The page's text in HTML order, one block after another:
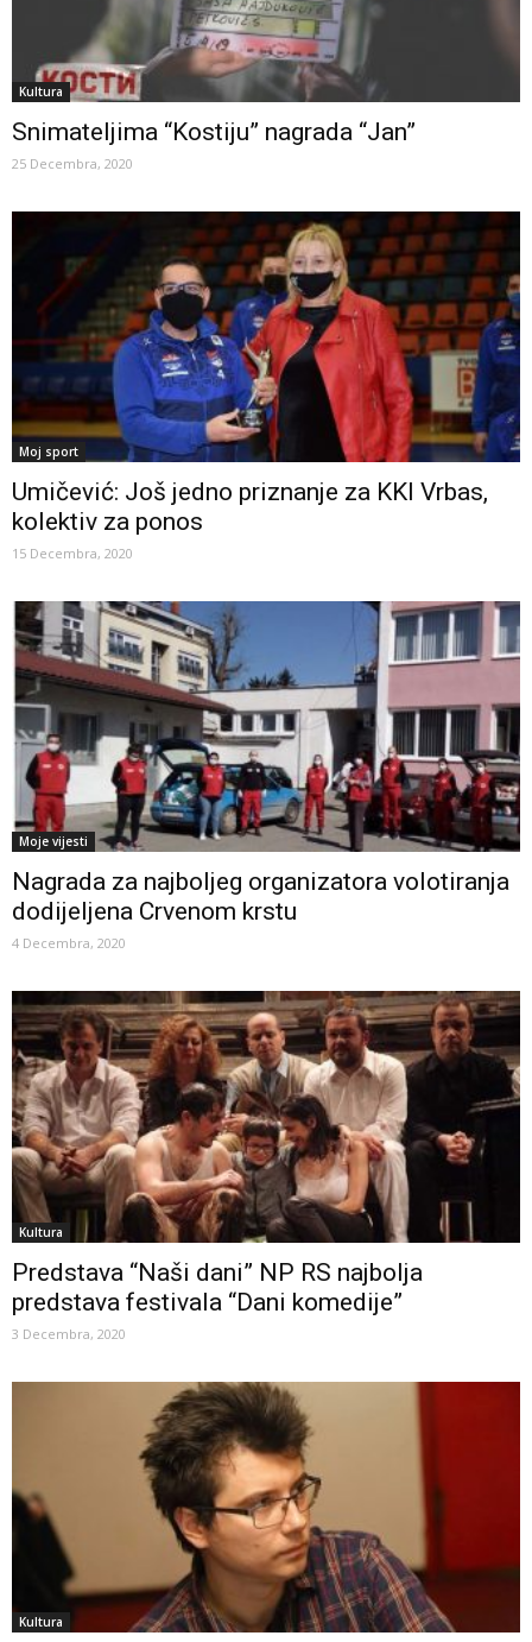
Kultura
Snimateljima “Kostiju” nagrada “Jan”
25 Decembra, 2020
Moj sport
Umičević: Još jedno priznanje za KKI Vrbas,
kolektiv za ponos
15 Decembra, 2020
Moje vijesti
Nagrada za najboljeg organizatora volotiranja
dodijeljena Crvenom krstu
4 Decembra, 2020
Kultura
Predstava “Naši dani” NP RS najbolja
predstava festivala “Dani komedije”
3 Decembra, 2020
Kultura